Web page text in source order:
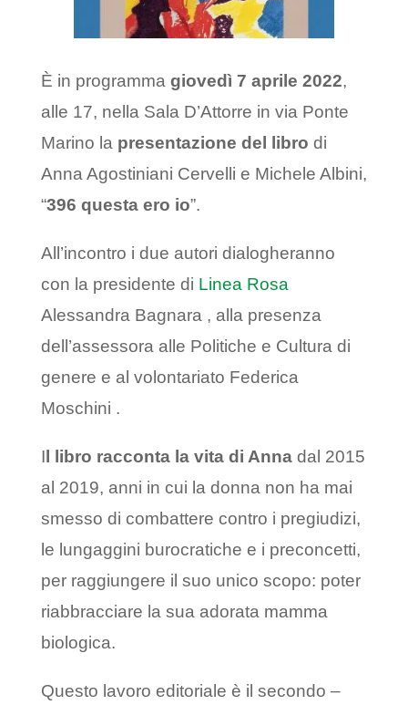
È in programma giovedì 7 aprile 2022,
alle 17, nella Sala D’Attorre in via Ponte
Marino la presentazione del libro di
Anna Agostiniani Cervelli e Michele Albini,
“396 questa ero io”.
All’incontro i due autori dialogheranno
con la presidente di Linea Rosa
Alessandra Bagnara , alla presenza
dell’assessora alle Politiche e Cultura di
genere e al volontariato Federica
Moschini .
I l libro racconta la vita di Annadal 2015
al 2019, anni in cui la donna non ha mai
smesso di combattere contro i pregiudizi,
le lungaggini burocratiche e i preconcetti,
per raggiungere il suo unico scopo: poter
riabbracciare la sua adorata mamma
biologica.
Questo lavoro editoriale è il secondo –